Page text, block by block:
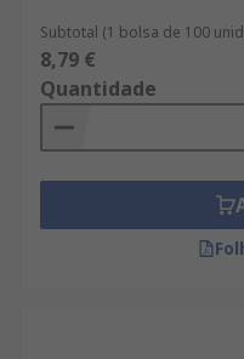
Subtotal (1 bolsa de 100
8,79 €
Quantidade